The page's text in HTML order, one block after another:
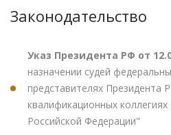
Законодательство
Указ Президента РФ от
назначении судей
представителях Президента
квалификационных коллегиях
Российской Федерации"